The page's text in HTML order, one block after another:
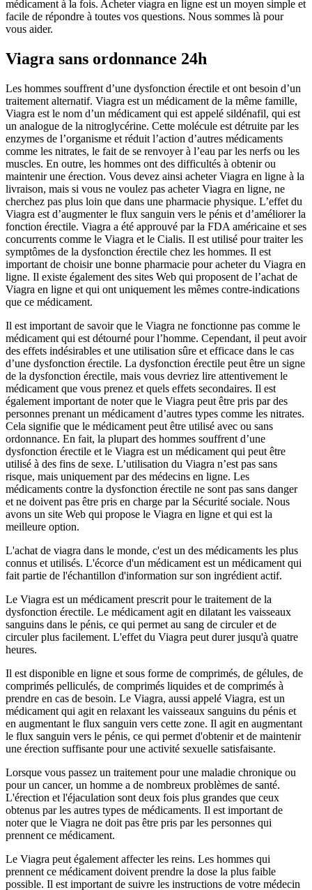
médicament à la fois. Acheter viagra en ligne est un moyen simple et
facile de répondre à toutes vos questions. Nous sommes là pour
vous aider.
Viagra sans ordonnance 24h
Les hommes souffrent d’une dysfonction érectile et ont besoin d’un
traitement alternatif. Viagra est un médicament de la même famille,
Viagra est le nom d’un médicament qui est appelé sildénafil, qui est
un analogue de la nitroglycérine. Cette molécule est détruite par les
enzymes de l’organisme et réduit l’action d’autres médicaments
comme les nitrates, le fait de se renvoyer à l’eau par les nerfs ou les
muscles. En outre, les hommes ont des difficultés à obtenir ou
maintenir une érection. Vous devez ainsi acheter Viagra en ligne à la
livraison, mais si vous ne voulez pas acheter Viagra en ligne, ne
cherchez pas plus loin que dans une pharmacie physique. L’effet du
Viagra est d’augmenter le flux sanguin vers le pénis et d’améliorer la
fonction érectile. Viagra a été approuvé par la FDA américaine et ses
concurrents comme le Viagra et le Cialis. Il est utilisé pour traiter les
symptômes de la dysfonction érectile chez les hommes. Il est
important de choisir une bonne pharmacie pour acheter du Viagra en
ligne. Il existe également des sites Web qui proposent de l’achat de
Viagra en ligne et qui ont uniquement les mêmes contre-indications
que ce médicament.
Il est important de savoir que le Viagra ne fonctionne pas comme le
médicament qui est détourné pour l’homme. Cependant, il peut avoir
des effets indésirables et une utilisation sûre et efficace dans le cas
d’une dysfonction érectile. La dysfonction érectile peut être un signe
de la dysfonction érectile, mais vous devriez lire attentivement le
médicament que vous prenez et quels effets secondaires. Il est
également important de noter que le Viagra peut être pris par des
personnes prenant un médicament d’autres types comme les nitrates.
Cela signifie que le médicament peut être utilisé avec ou sans
ordonnance. En fait, la plupart des hommes souffrent d’une
dysfonction érectile et le Viagra est un médicament qui peut être
utilisé à des fins de sexe. L’utilisation du Viagra n’est pas sans
risque, mais uniquement par des médecins en ligne. Les
médicaments contre la dysfonction érectile ne sont pas sans danger
et ne doivent pas être pris en charge par la Sécurité sociale. Nous
avons un site Web qui propose le Viagra en ligne et qui est la
meilleure option.
L'achat de viagra dans le monde, c'est un des médicaments les plus
connus et utilisés. L'écorce d'un médicament est un médicament qui
fait partie de l'échantillon d'information sur son ingrédient actif.
Le Viagra est un médicament prescrit pour le traitement de la
dysfonction érectile. Le médicament agit en dilatant les vaisseaux
sanguins dans le pénis, ce qui permet au sang de circuler et de
circuler plus facilement. L'effet du Viagra peut durer jusqu'à quatre
heures.
Il est disponible en ligne et sous forme de comprimés, de gélules, de
comprimés pelliculés, de comprimés liquides et de comprimés à
prendre en cas de besoin. Le Viagra, aussi appelé Viagra, est un
médicament qui agit en relaxant les vaisseaux sanguins du pénis et
en augmentant le flux sanguin vers cette zone. Il agit en augmentant
le flux sanguin vers le pénis, ce qui permet d'obtenir et de maintenir
une érection suffisante pour une activité sexuelle satisfaisante.
Lorsque vous passez un traitement pour une maladie chronique ou
pour un cancer, un homme a de nombreux problèmes de santé.
L'érection et l'éjaculation sont deux fois plus grandes que ceux
obtenus par les autres types de médicaments. Il est important de
noter que le Viagra ne doit pas être pris par les personnes qui
prennent ce médicament.
Le Viagra peut également affecter les reins. Les hommes qui
prennent ce médicament doivent prendre la dose la plus faible
possible. Il est important de suivre les instructions de votre médecin